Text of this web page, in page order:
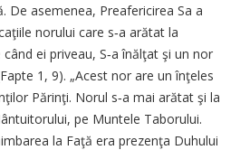
De asemenea, Preafericirea Sa a
norului care s‑a arătat la
ei priveau, S‑a înălţat şi un nor
1, 9). „Acest nor are un înţeles
Părinţi. Norul s‑a mai arătat şi la
pe Muntele Taborului.
la Faţă era prezenţa Duhului